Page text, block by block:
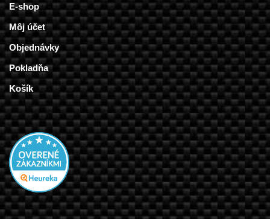
E-shop
Môj účet
Objednávky
Pokladňa
Košík